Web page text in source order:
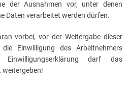
der Ausnahmen vor, unter denen
Daten verarbeitet werden dürfen.
vorbei, vor der Weitergabe dieser
die Einwilligung des Arbeitnehmers
darf das
weitergeben!